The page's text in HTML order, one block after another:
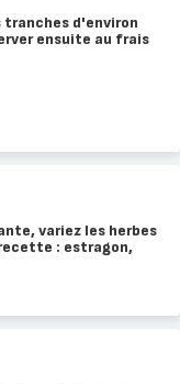
tranches d'environ
ensuite au frais
variez les herbes
: estragon,